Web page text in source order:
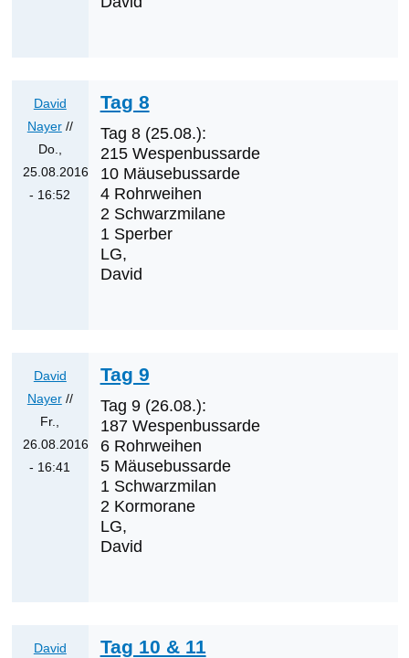
David
Nayer//
Do.,
25.08.2016
- 16:52
sein?
von
Klaus
Cerjak
Tag 8
Tag 8 (25.08.):
215 Wespenbussarde
10 Mäusebussarde
4 Rohrweihen
2 Schwarzmilane
1 Sperber
LG,
David
David
Nayer//
Fr.,
26.08.2016
- 16:41
sein?
Tag 9
Tag 9 (26.08.):
187 Wespenbussarde
6 Rohrweihen
5 Mäusebussarde
1 Schwarzmilan
2 Kormorane
LG,
David
David
Tag 10 & 11